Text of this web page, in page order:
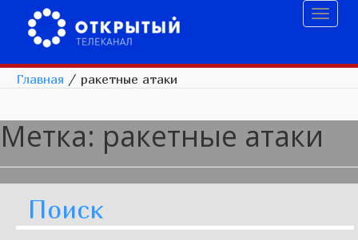
Главная / ракетные атаки
Метка: ракетные атаки
Поиск